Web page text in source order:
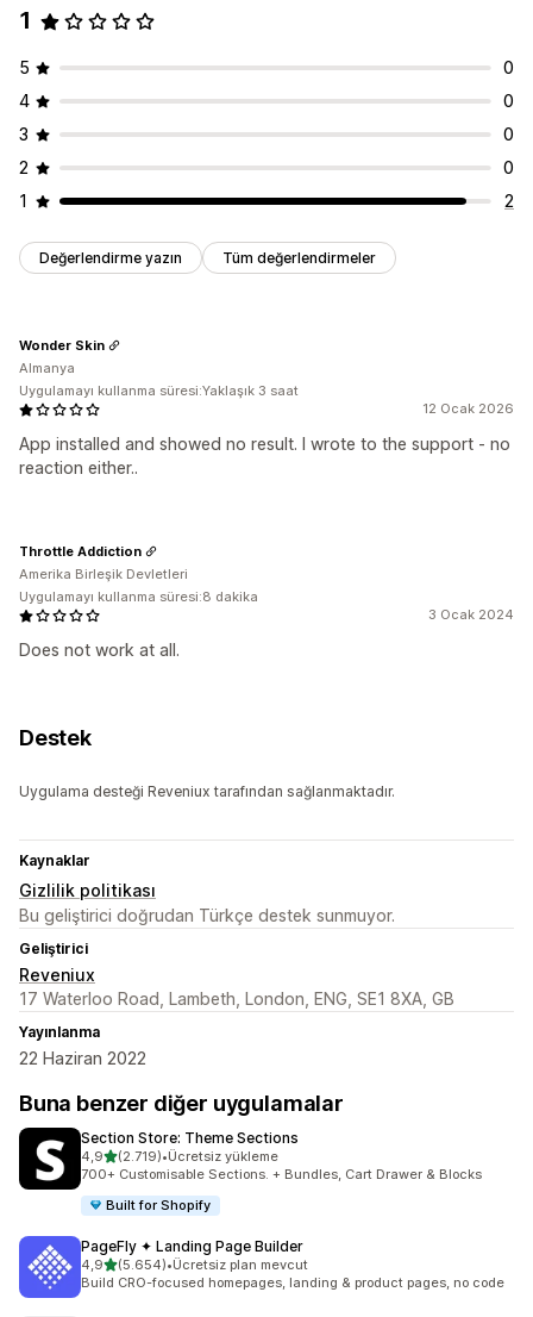
1
5
0
4
0
3
0
2
0
1
2
Değerlendirme yazın Tüm değerlendirmeler
12 Ocak 2026
App installed and showed no result. I wrote to the support - no
reaction either..
Wonder Skin
Almanya
Uygulamayı kullanma süresi:Yaklaşık 3 saat
3 Ocak 2024
Does not work at all.
Throttle Addiction
Amerika Birleşik Devletleri
Uygulamayı kullanma süresi:8 dakika
Destek
Uygulama desteği Reveniux tarafından sağlanmaktadır.
Kaynaklar
Gizlilik politikası
Bu geliştirici doğrudan Türkçe destek sunmuyor.
Geliştirici
Reveniux
17 Waterloo Road, Lambeth, London, ENG, SE1 8XA, GB
Yayınlanma
22 Haziran 2022
Buna benzer diğer uygulamalar
Section Store: Theme Sections
4,95 yıldız üzerinden
(2.719)
toplam 2719 değerlendirme
•Ücretsiz yükleme
700+ Customisable Sections. + Bundles, Cart Drawer & Blocks
Built for Shopify
PageFly ✦ Landing Page Builder
4,95 yıldız üzerinden
(5.654)
toplam 5654 değerlendirme
•Ücretsiz plan mevcut
Build CRO-focused homepages, landing & product pages, no code